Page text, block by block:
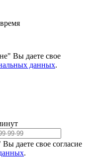
Вы даете свое
данных.
даете свое согласие
.